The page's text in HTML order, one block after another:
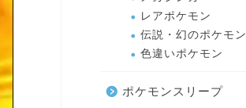
レアポケモン
伝説・幻のポケモン
色違いポケモン
ポケモンスリープ